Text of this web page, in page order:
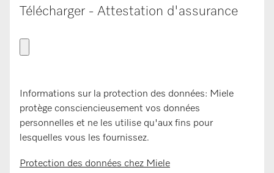
Télécharger - Attestation d'assurance
Informations sur la protection des données: Miele
protège consciencieusement vos données
personnelles et ne les utilise qu'aux fins pour
lesquelles vous les fournissez.
Protection des données chez Miele